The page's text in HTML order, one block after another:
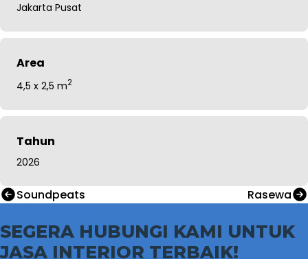
Jakarta Pusat
Area
4,5 x 2,5 m2
Tahun
2026
Soundpeats Rasewa
SEGERA HUBUNGI KAMI UNTUK
JASA INTERIOR TERBAIK!